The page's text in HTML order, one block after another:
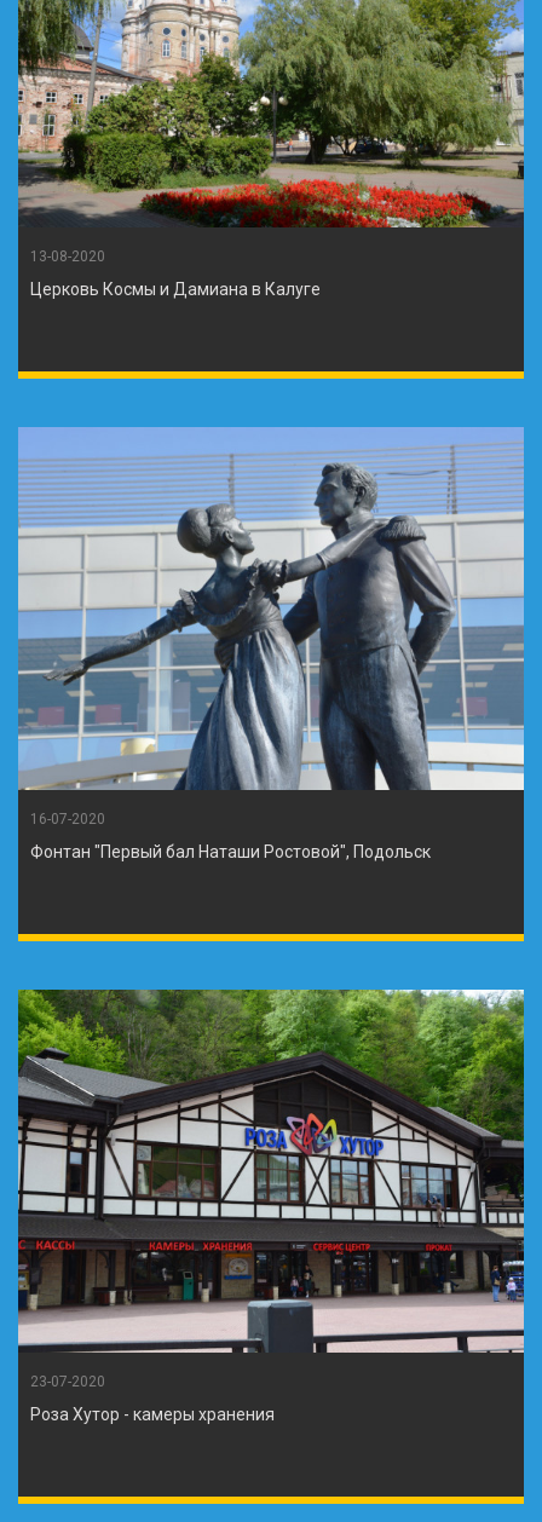
13-08-2020
Церковь Космы и Дамиана в Калуге
16-07-2020
Фонтан "Первый бал Наташи Ростовой", Подольск
23-07-2020
Роза Хутор - камеры хранения